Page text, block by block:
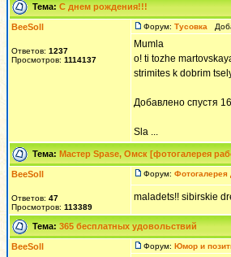
Тема: С днем рождения!!!
BeeSoll
Ответов: 1237
Просмотров: 1114137
Форум: Тусовка
Mumla
o! ti tozhe
strimites k dobrim
Добавлено спустя
Sla ...
Тема: Мастер Spase, Омск [фотогалерея
BeeSoll
Ответов: 47
Просмотров: 113389
Форум: Фотогалерея
maladets!! sibirskie
Тема: 365 бесплатных удовольствий
BeeSoll Форум: Юмор и